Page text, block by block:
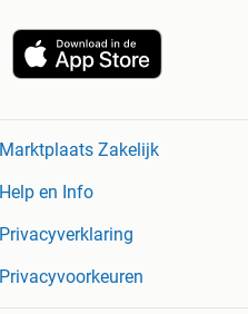
Marktplaats Zakelijk
Help en Info
Privacyverklaring
Privacyvoorkeuren